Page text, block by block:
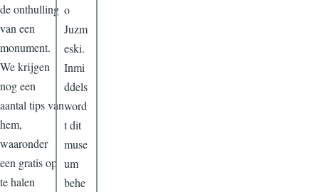
de onthulling
van een
monument.
We krijgen
nog een
aantal tips van
hem,
waaronder
een gratis op
te halen
o
Juzm
eski.
Inmi
ddels
word
t dit
muse
um
behe